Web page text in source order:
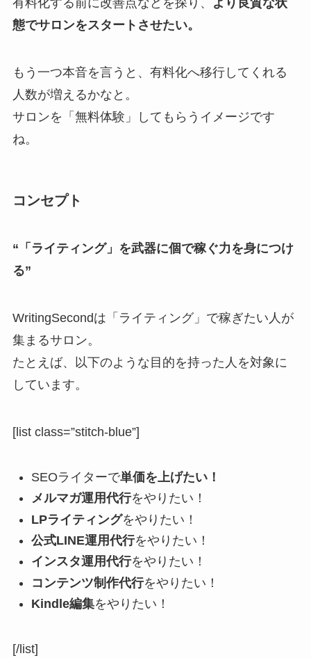
態でサロンをスタートさせたい。
もう一つ本音を言うと、有料化へ移行してくれる
人数が増えるかなと。
サロンを「無料体験」してもらうイメージです
ね。
コンセプト
“「ライティング」を武器に個で稼ぐ力を身につけ
る”
WritingSecondは「ライティング」で稼ぎたい人が
集まるサロン。
たとえば、以下のような目的を持った人を対象に
しています。
[list class=”stitch-blue”]
SEOライターで単価を上げたい！
メルマガ運用代行をやりたい！
LPライティングをやりたい！
公式LINE運用代行をやりたい！
インスタ運用代行をやりたい！
コンテンツ制作代行をやりたい！
Kindle編集をやりたい！
[/list]